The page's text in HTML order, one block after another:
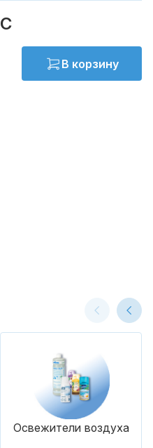
В корзину
Освежители воздуха